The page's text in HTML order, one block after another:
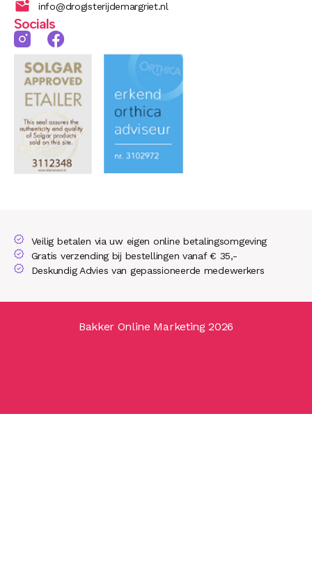
info@drogisterijdemargriet.nl
Socials
Veilig betalen via uw eigen online betalingsomgeving
Gratis verzending bij bestellingen vanaf € 35,-
Deskundig Advies van gepassioneerde medewerkers
Bakker Online Marketing 2026